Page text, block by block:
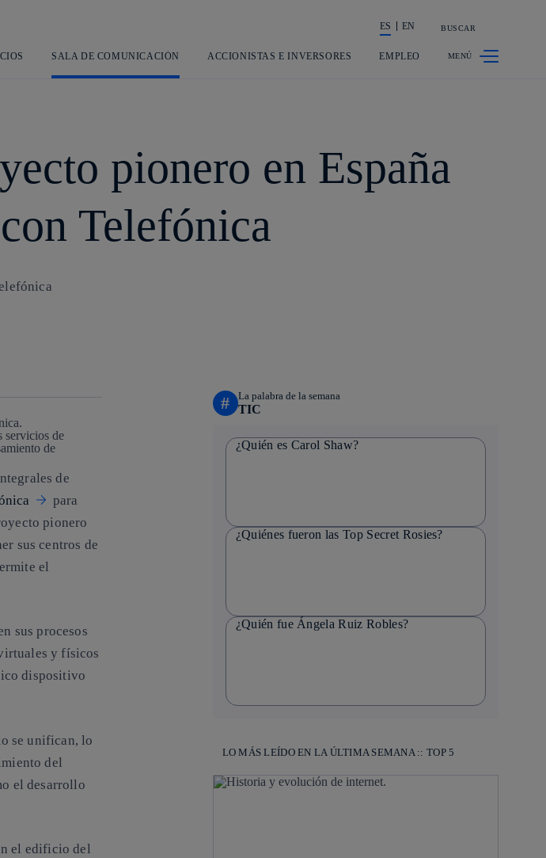
La acción en accionistas e inversores
ES EN BUSCAR
SALA DE COMUNICACIÓN ACCIONISTAS E INVERSORES EMPLEO
pionero en España
Telefónica
servicios de
de
de
para
pionero
sus centros de
el
sus procesos
y físicos
dispositivo
se unifican, lo
del
el desarrollo
el edificio del
# La palabra de la semana
TIC
¿Quién es Carol Shaw?
¿Quiénes fueron las Top Secret Rosies?
¿Quién fue Ángela Ruiz Robles?
LO MÁS LEÍDO EN LA ÚLTIMA SEMANA :: TOP 5